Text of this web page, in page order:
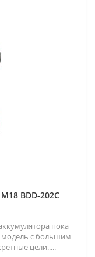
BDD-202C
пока
модель с большим
цели.....